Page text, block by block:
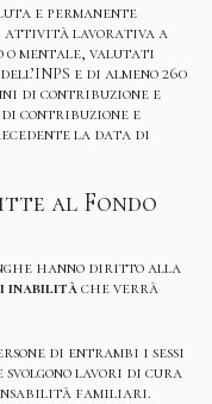
e permanente
attività lavorativa a
o mentale, valutati
e di almeno 260
di contribuzione e
contribuzione e
la data di
al Fondo
hanno diritto alla
inabilitàche verrà
di entrambi i sessi
svolgono lavori di cura
familiari.